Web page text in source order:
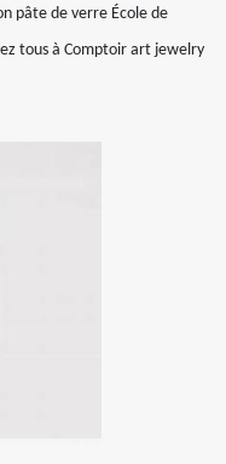
pâte de verre École de
tous à Comptoir art jewelry